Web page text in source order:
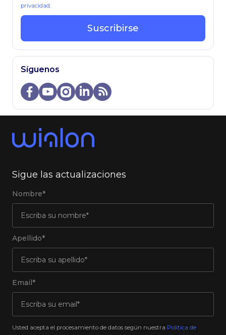
privacidad.
Suscribirse
Síguenos
Sigue las actualizaciones
Nombre*
Apellido*
Email*
Usted acepta el procesamiento de datos según nuestra Política de